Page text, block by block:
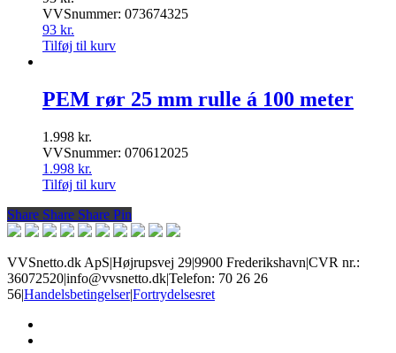
VVSnummer: 073674325
93 kr.
Tilføj til kurv
PEM rør 25 mm rulle á 100 meter
1.998 kr.
VVSnummer: 070612025
1.998 kr.
Tilføj til kurv
Share
Share Share Share Pin
VVSnetto.dk ApS|Højrupsvej 29|9900 Frederikshavn|CVR nr.:
36072520|info@vvsnetto.dk|Telefon: 70 26 26
56|Handelsbetingelser|Fortrydelsesret